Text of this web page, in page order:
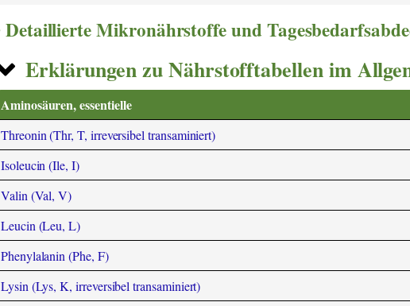
Detaillierte Mikronährstoffe und
Erklärungen zu Nährstofftabellen im
Aminosäuren, essentielle
Threonin (Thr, T, irreversibel transaminiert)
Isoleucin (Ile, I)
Valin (Val, V)
Leucin (Leu, L)
Phenylalanin (Phe, F)
Lysin (Lys, K, irreversibel transaminiert)